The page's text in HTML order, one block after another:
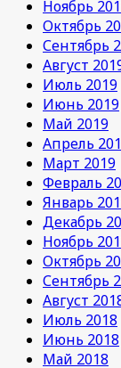
Ноябрь
Октябрь
Сентябрь
Август
Июль 2019
Июнь 2019
Май 2019
Апрель
Март 2019
Февраль
Январь
Декабрь
Ноябрь
Октябрь
Сентябрь
Август
Июль 2018
Июнь 2018
Май 2018